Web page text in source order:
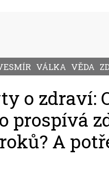
VÁLKA VĚDA
o zdraví:
prospívá
A